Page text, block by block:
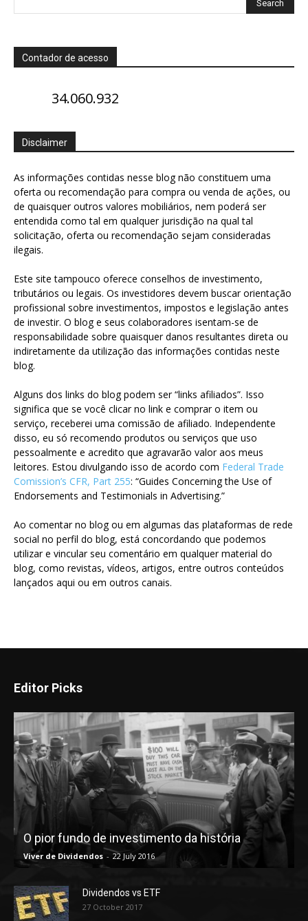
Contador de acesso
34.060.932
Disclaimer
As informações contidas nesse blog não constituem uma
oferta ou recomendação para compra ou venda de ações, ou
de quaisquer outros valores mobiliários, nem poderá ser
entendida como tal em qualquer jurisdição na qual tal
solicitação, oferta ou recomendação sejam consideradas
ilegais.
Este site tampouco oferece conselhos de investimento,
tributários ou legais. Os investidores devem buscar orientação
profissional sobre investimentos, impostos e legislação antes
de investir. O blog e seus colaboradores isentam-se de
responsabilidade sobre quaisquer danos resultantes direta ou
indiretamente da utilização das informações contidas neste
blog.
Alguns dos links do blog podem ser “links afiliados”. Isso
significa que se você clicar no link e comprar o item ou
serviço, receberei uma comissão de afiliado. Independente
disso, eu só recomendo produtos ou serviços que uso
pessoalmente e acredito que agravarão valor aos meus
leitores. Estou divulgando isso de acordo com Federal Trade
Comission’s CFR, Part 255: “Guides Concerning the Use of
Endorsements and Testimonials in Advertising.”
Ao comentar no blog ou em algumas das plataformas de rede
social no perfil do blog, está concordando que podemos
utilizar e vincular seu comentário em qualquer material do
blog, como revistas, vídeos, artigos, entre outros conteúdos
lançados aqui ou em outros canais.
Editor Picks
O pior fundo de investimento da história
Viver de Dividendos - 22 July 2016
Dividendos vs ETF
27 October 2017